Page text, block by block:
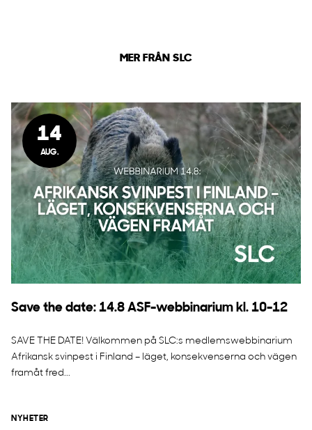
MER FRÅN SLC
14
AUG.
Save the date: 14.8 ASF-webbinarium kl. 10-12
SAVE THE DATE! Välkommen på SLC:s medlemswebbinarium
Afrikansk svinpest i Finland – läget, konsekvenserna och vägen
framåt fred...
NYHETER